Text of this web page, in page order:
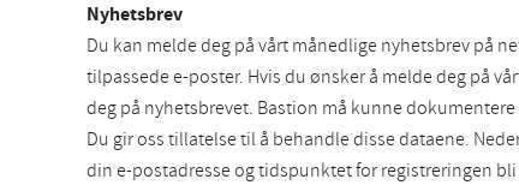
Nyhetsbrev
Du kan melde deg på vårt månedlige nyhetsbrev på
tilpassede e-poster. Hvis du ønsker å melde deg på
deg på nyhetsbrevet. Bastion må kunne
Du gir oss tillatelse til å behandle disse dataene.
din e-postadresse og tidspunktet for registreringen